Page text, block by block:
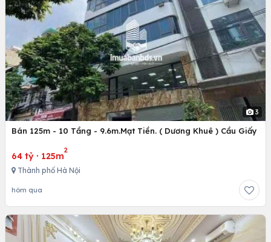
3
Bán 125m - 10 Tầng - 9.6m.Mạt Tiền. ( Dương Khuê ) Cầu Giấy
64 tỷ · 125m
2
Thành phố Hà Nội
hôm qua